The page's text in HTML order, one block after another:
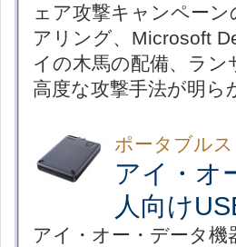
ェア攻撃キャンペー
アリング、Microsoft
イの木馬の配備、ラ
高度な攻撃手法が明ら
ポータブルス
アイ・オ
人向け
アイ・オー・データ